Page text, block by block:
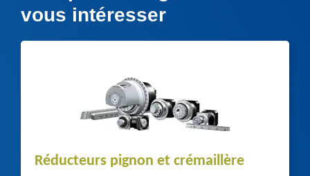
vous intéresser
Réducteurs pignon et crémaillère